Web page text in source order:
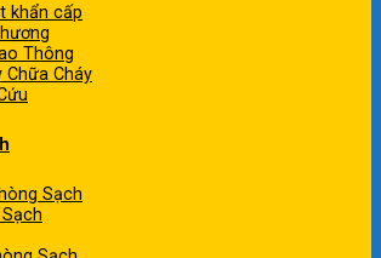
khẩn cấp
Thông
Chữa Cháy
Sạch